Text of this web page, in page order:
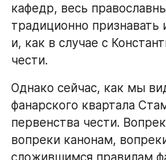
кафедр, весь
традиционно признавать
и, как в случае с
чести.
Однако сейчас, как мы
фанарского квартала
первенства чести.
вопреки канонам,
сложившимся правилам